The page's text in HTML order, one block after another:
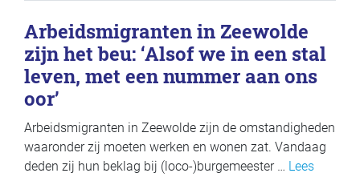
Arbeidsmigranten in Zeewolde
zijn het beu: ‘Alsof we in een stal
leven, met een nummer aan ons
oor’
Arbeidsmigranten in Zeewolde zijn de omstandigheden
waaronder zij moeten werken en wonen zat. Vandaag
deden zij hun beklag bij (loco-)burgemeester … Lees